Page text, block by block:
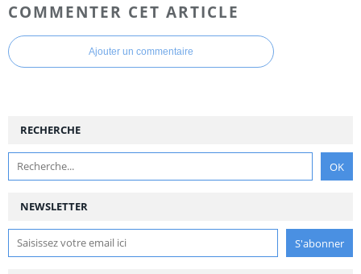
COMMENTER CET ARTICLE
Ajouter un commentaire
NEWSLETTER
RECHERCHE